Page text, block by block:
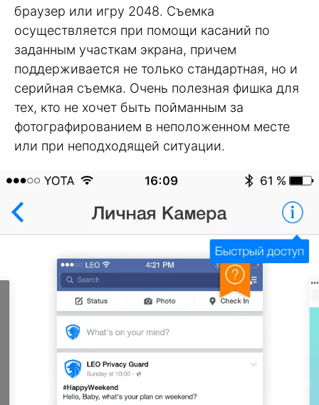
браузер или игру 2048. Съемка
осуществляется при помощи касаний по
заданным участкам экрана, причем
поддерживается не только стандартная, но и
серийная съемка. Очень полезная фишка для
тех, кто не хочет быть пойманным за
фотографированием в неположенном месте
или при неподходящей ситуации.